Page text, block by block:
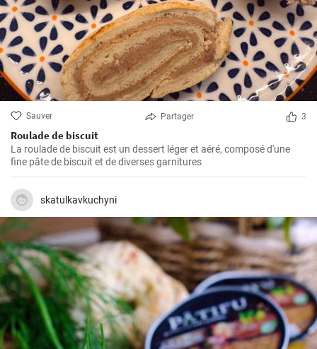
Sauver Partager 3
Roulade de biscuit
La roulade de biscuit est un dessert léger et aéré, composé d'une
fine pâte de biscuit et de diverses garnitures
skatulkavkuchyni